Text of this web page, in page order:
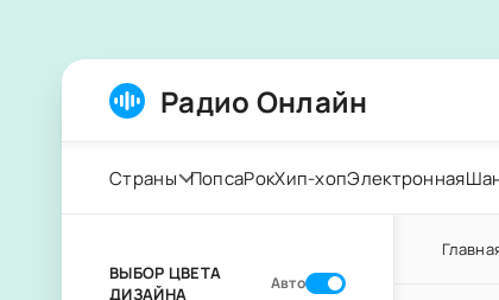
Радио Онлайн
Страны ПопсаРокХип-хопЭлектронная
ВЫБОР ЦВЕТА
ДИЗАЙНА
Авто